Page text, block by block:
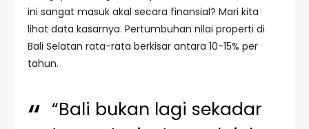
ini sangat masuk akal secara finansial? Mari kita
lihat data kasarnya. Pertumbuhan nilai properti di
Bali Selatan rata-rata berkisar antara 10-15% per
tahun.
“Bali bukan lagi sekadar